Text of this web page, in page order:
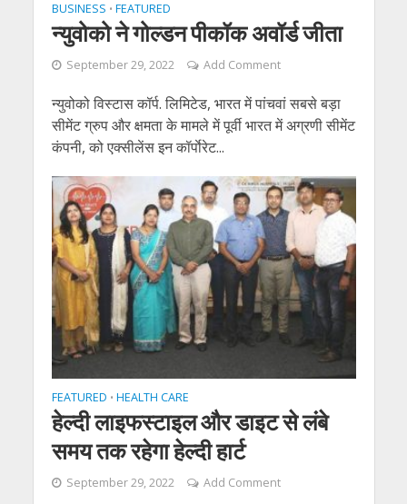
BUSINESS • FEATURED
न्युवोको ने गोल्डन पीकॉक अवॉर्ड जीता
September 29, 2022 Add Comment
न्युवोको विस्टास कॉर्प. लिमिटेड, भारत में पांचवां सबसे बड़ा
सीमेंट ग्रुप और क्षमता के मामले में पूर्वी भारत में अग्रणी सीमेंट
कंपनी, को एक्सीलेंस इन कॉर्पाेरेट...
FEATURED • HEALTH CARE
हेल्दी लाइफस्टाइल और डाइट से लंबे
समय तक रहेगा हेल्दी हार्ट
September 29, 2022 Add Comment